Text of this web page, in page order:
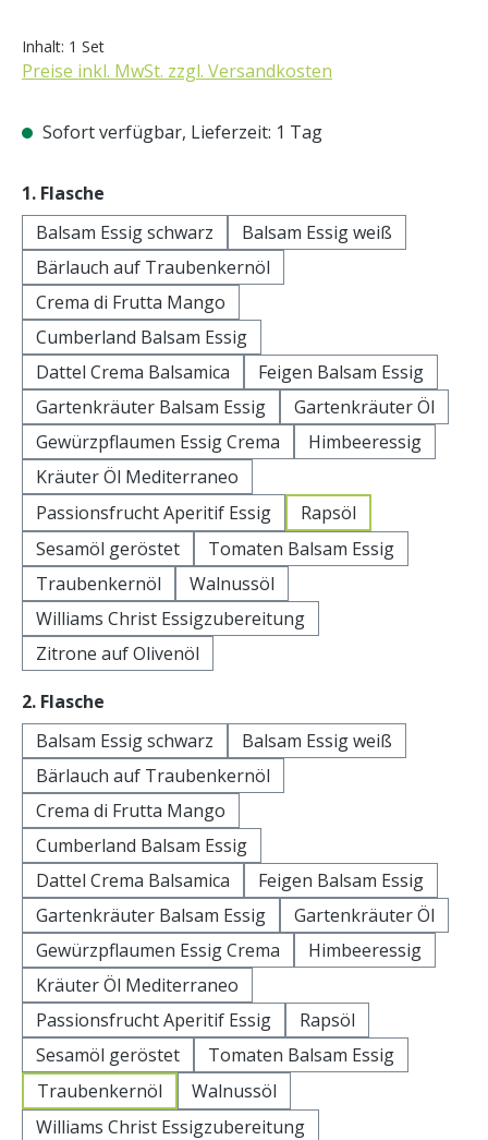
Inhalt: 1 Set
Preise inkl. MwSt. zzgl. Versandkosten
Sofort verfügbar, Lieferzeit: 1 Tag
1. Flasche
Balsam Essig schwarz
Balsam Essig weiß
Bärlauch auf Traubenkernöl
Crema di Frutta Mango
Cumberland Balsam Essig
Dattel Crema Balsamica
Feigen Balsam Essig
Gartenkräuter Balsam Essig
Gartenkräuter Öl
Gewürzpflaumen Essig Crema
Himbeeressig
Kräuter Öl Mediterraneo
Passionsfrucht Aperitif Essig
Rapsöl
Sesamöl geröstet
Tomaten Balsam Essig
Traubenkernöl
Walnussöl
Williams Christ Essigzubereitung
Zitrone auf Olivenöl
2. Flasche
Balsam Essig schwarz
Balsam Essig weiß
Bärlauch auf Traubenkernöl
Crema di Frutta Mango
Cumberland Balsam Essig
Dattel Crema Balsamica
Feigen Balsam Essig
Gartenkräuter Balsam Essig
Gartenkräuter Öl
Gewürzpflaumen Essig Crema
Himbeeressig
Kräuter Öl Mediterraneo
Passionsfrucht Aperitif Essig
Rapsöl
Sesamöl geröstet
Tomaten Balsam Essig
Traubenkernöl
Walnussöl
Williams Christ Essigzubereitung